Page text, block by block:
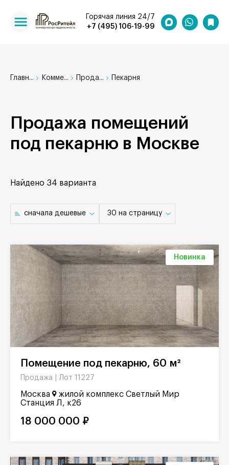
+7 (495) 106-19-99
Горячая линия 24/7
Главн... Комме... Прода... Пекарня
Продажа помещений
под пекарню в Москве
Найдено 34 варианта
cначала дешевые 30 на страницу
Новинка
Помещение под пекарню, 60 м²
Продажа | Лот 11227
Москва
жилой комплекс Светлый Мир
Станция Л, к26
18 000 000 ₽